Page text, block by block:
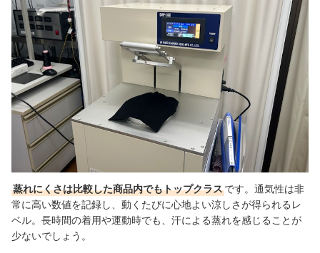
蒸れにくさは比較した商品内でもトップクラスです。通気性は非
常に高い数値を記録し、動くたびに心地よい涼しさが得られるレ
ベル。長時間の着用や運動時でも、汗による蒸れを感じることが
少ないでしょう。